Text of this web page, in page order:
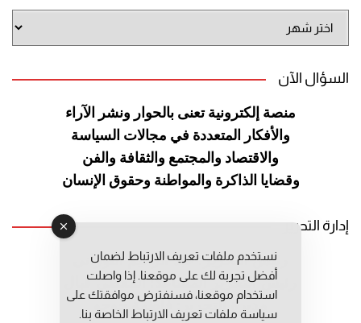
الموقع
السؤال الآن
منصة إلكترونية تعنى بالحوار ونشر الآراء
والأفكار المتعددة في مجالات السياسة
والاقتصاد والمجتمع والثقافة والفن
وقضايا الذاكرة والمواطنة وحقوق الإنسان
إدارة التحرير
رئيس التحرير: عبد الرحيم التوراني
رئيس التحرير المساعد: المعطي قبال
مديرة التحرير: فاطمة حوحو
نستخدم ملفات تعريف الارتباط لضمان
أفضل تجربة لك على موقعنا. إذا واصلت
استخدام موقعنا، فسنفترض موافقتك على
سياسة ملفات تعريف الارتباط الخاصة بنا.